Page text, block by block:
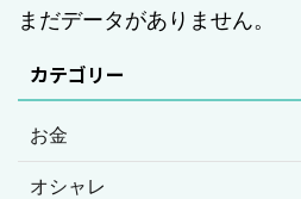
まだデータがありません。
カテゴリー
お金
オシャレ